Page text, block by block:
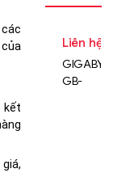
Liên hệ
GB-